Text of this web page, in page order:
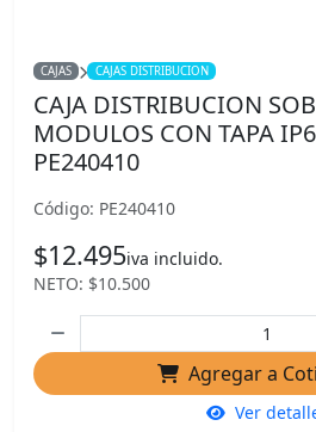
CAJAS CAJAS DISTRIBUCION
CAJA DISTRIBUCION
MODULOS CON TAPA
PE240410
Código: PE240410
$12.495iva incluido.
NETO: $10.500
Agregar a
Ver